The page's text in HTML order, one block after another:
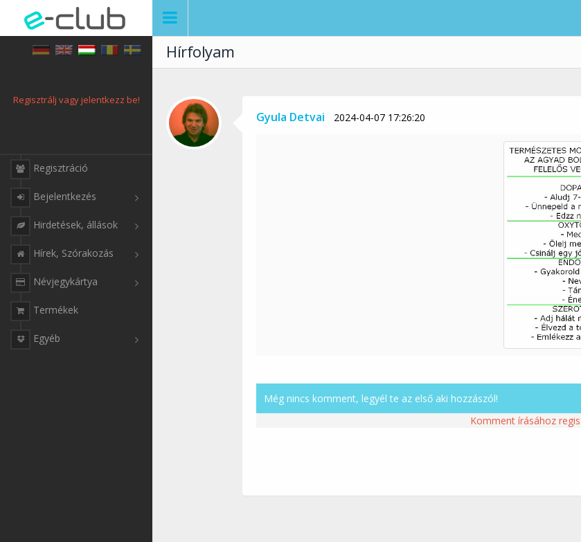
Regisztrálj vagy jelentkezz be!
Regisztráció
Bejelentkezés
Hirdetések, állások
Hírek, Szórakozás
Névjegykártya
Termékek
Egyéb
Hírfolyam
Gyula Detvai 2024-04-07 17:26:20
Még nincs komment, legyél te az első aki hozzászól!
Komment írásához